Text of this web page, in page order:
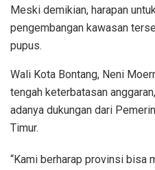
Meski demikian, harapan
pengembangan kawasan
pupus.
Wali Kota Bontang, Neni
tengah keterbatasan
adanya dukungan dari
Timur.
“Kami berharap provinsi bisa